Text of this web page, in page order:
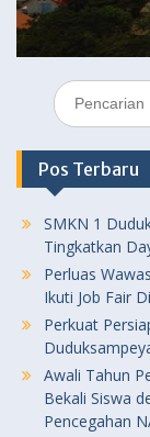
Search
for:
Pos Terbaru
SMKN 1
Tingkatkan
Perluas
Ikuti Job Fair
Perkuat
Awali Tahun
Bekali Siswa
Pencegahan